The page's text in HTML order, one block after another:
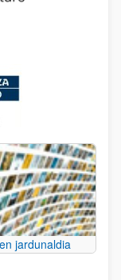
jardunaldia